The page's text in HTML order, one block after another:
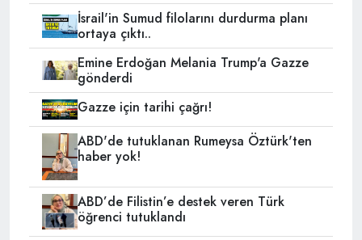
İsrail'in Sumud filolarını durdurma planı
ortaya çıktı..
Emine Erdoğan Melania Trump'a Gazze
gönderdi
Gazze için tarihi çağrı!
ABD'de tutuklanan Rumeysa Öztürk'ten
haber yok!
ABD’de Filistin’e destek veren Türk
öğrenci tutuklandı